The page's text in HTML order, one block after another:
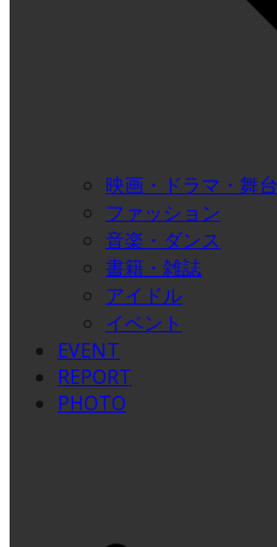
映画・ドラマ・舞台
ファッション
音楽・ダンス
書籍・雑誌
アイドル
イベント
EVENT
REPORT
PHOTO